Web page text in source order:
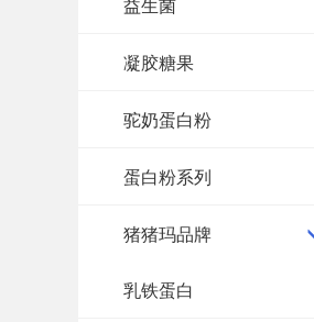
凝胶糖果
驼奶蛋白粉
蛋白粉系列
猪猪玛品牌
乳铁蛋白